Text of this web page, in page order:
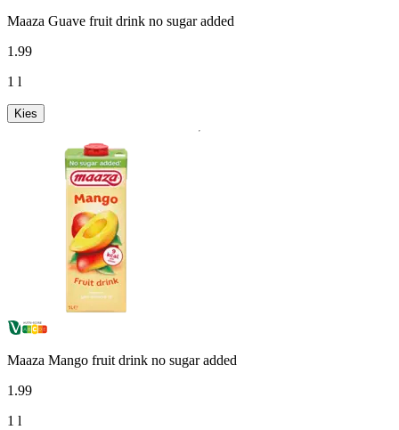
Maaza Guave fruit drink no sugar added
1 .99
1 l
Kies
Maaza Mango fruit drink no sugar added
1 .99
1 l